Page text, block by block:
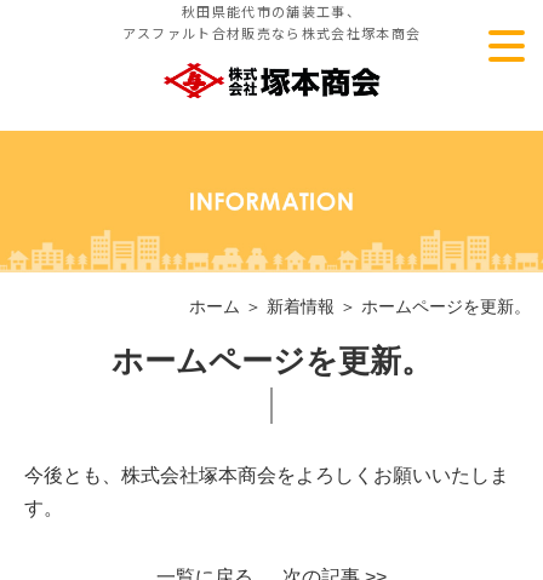
秋田県能代市の舗装工事、
アスファルト合材販売なら株式会社塚本商会
ホーム ＞ 新着情報 ＞ ホームページを更新。
ホームページを更新。
今後とも、株式会社塚本商会をよろしくお願いいたしま
す。